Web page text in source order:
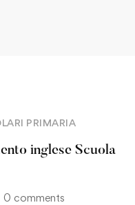
PRIMARIA
inglese Scuola
0 comments